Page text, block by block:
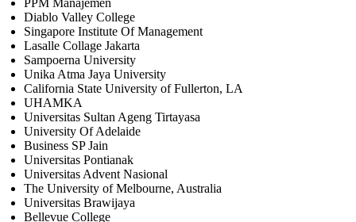
Diablo Valley College
Singapore Institute Of Management
Lasalle Collage Jakarta
Sampoerna University
Unika Atma Jaya University
California State University of Fullerton, LA
UHAMKA
Universitas Sultan Ageng Tirtayasa
University Of Adelaide
Business SP Jain
Universitas Pontianak
Universitas Advent Nasional
The University of Melbourne, Australia
Universitas Brawijaya
Bellevue College